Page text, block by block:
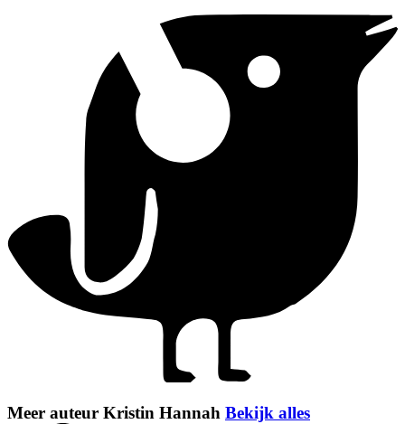
Meer auteur Kristin Hannah Bekijk alles